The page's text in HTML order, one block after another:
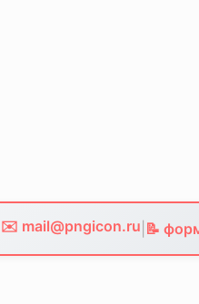
✉️ mail@pngicon.ru 📝